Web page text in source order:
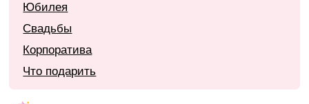
Юбилея
Свадьбы
Корпоратива
Что подарить